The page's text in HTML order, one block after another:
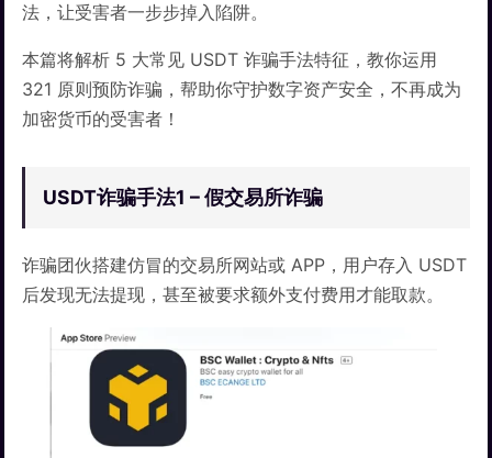
法，让受害者一步步掉入陷阱。
本篇将解析 5 大常见 USDT 诈骗手法特征，教你运用
321 原则预防诈骗，帮助你守护数字资产安全，不再成为
加密货币的受害者！
USDT诈骗手法1 – 假交易所诈骗
诈骗团伙搭建仿冒的交易所网站或 APP，用户存入 USDT
后发现无法提现，甚至被要求额外支付费用才能取款。